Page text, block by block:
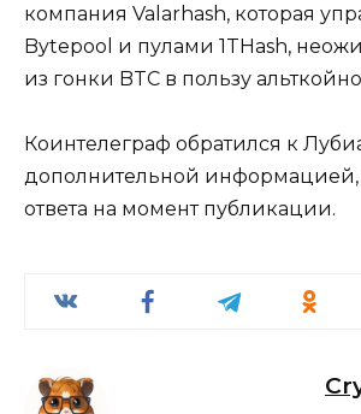
компания Valarhash, которая
Bytepool и пулами 1THash,
из гонки BTC в пользу
Коинтелеграф обратился к
дополнительной информацией,
ответа на момент публикации.